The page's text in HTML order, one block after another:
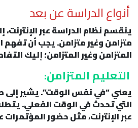
أنواع الدراسة عن بعد
ينقسم نظام الدراسة عبر
متزامن وغير متزامن. يجب أن تفهم
المتزامن وغير المتزامن؛ إليك
التعليم المتزامن:
يعني “في نفس الوقت”. يشير إلى
التي تحدث في الوقت الفعلي.
عبر الإنترنت، مثل حضور